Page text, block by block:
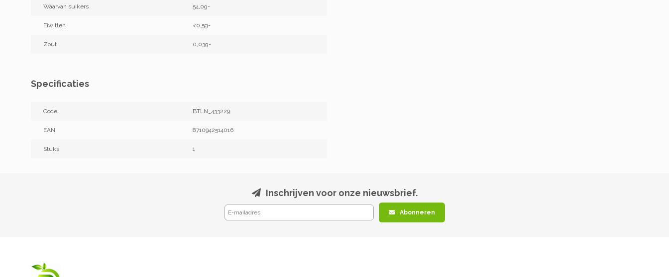
Waarvan suikers 54,0g-
Eiwitten <0,5g-
Zout 0,03g-
Specificaties
Code BTLN_433229
EAN 8710942514016
Stuks 1
Inschrijven voor onze nieuwsbrief.
Abonneren